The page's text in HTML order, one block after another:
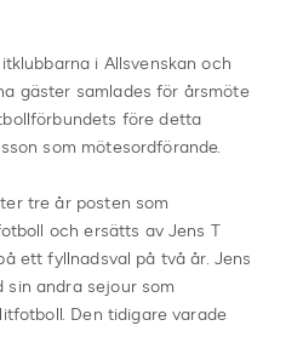
i Allsvenskan och
gäster samlades för årsmöte
före detta
som mötesordförande.
tre år posten som
och ersätts av Jens T
ett fyllnadsval på två år. Jens
sin andra sejour som
Den tidigare varade